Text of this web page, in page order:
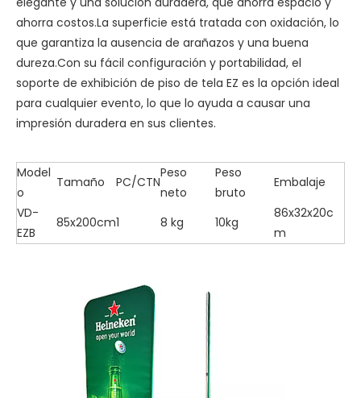
ahorra costos.La superficie está tratada con oxidación, lo
que garantiza la ausencia de arañazos y una buena
dureza.Con su fácil configuración y portabilidad, el
soporte de exhibición de piso de tela EZ es la opción ideal
para cualquier evento, lo que lo ayuda a causar una
impresión duradera en sus clientes.
Model
o
Tamaño PC/CTN
Peso
neto
Peso
bruto
Embalaje
VD-
EZB
85x200cm1 8 kg 10kg
86x32x20c
m